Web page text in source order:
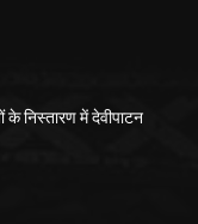
निस्तारण में देवीपाटन